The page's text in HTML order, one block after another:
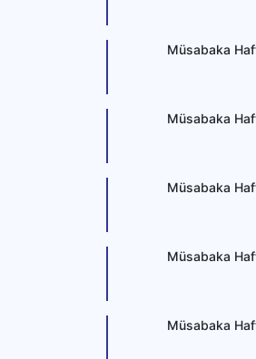
Müsabaka
Müsabaka
Müsabaka
Müsabaka
Müsabaka